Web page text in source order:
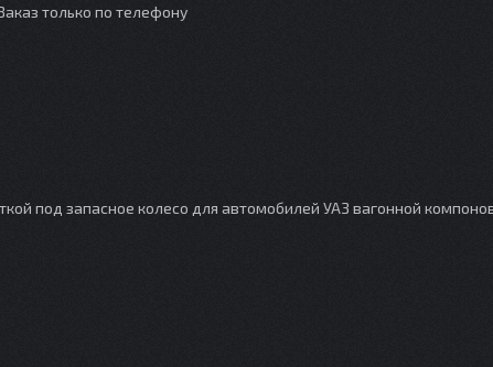
только по телефону
под запасное колесо для автомобилей УАЗ вагонной